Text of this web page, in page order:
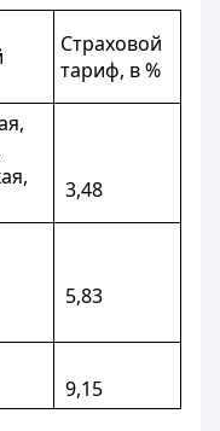
Страховой
тариф, в %
3,48
5,83
9,15